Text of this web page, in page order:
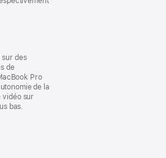
des
de
Pro
de la
vidéo sur
bas.